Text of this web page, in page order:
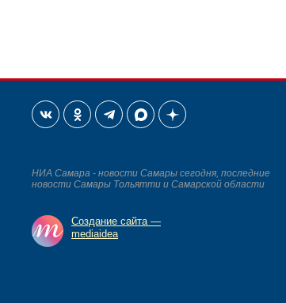
НИА Самара - новости Самары сегодня, последние
новости Самары Тольятти и Самарской области
Создание сайта —
mediaidea